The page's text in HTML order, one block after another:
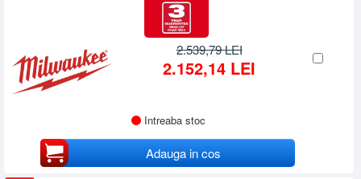
2.539,79 LEI
2.152,14 LEI
Intreaba stoc
Adauga in cos